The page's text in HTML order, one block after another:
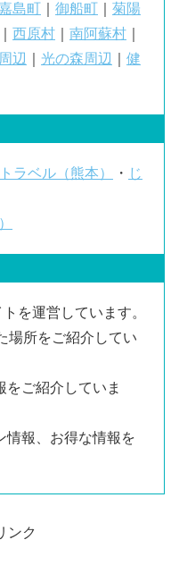
島町 御船町
菊陽
西原村 南阿蘇村
辺 光の森周辺
健
ラベル（熊本） ・ じ
を運営しています。
所をご紹介してい
ご紹介していま
報、お得な情報を
ンク